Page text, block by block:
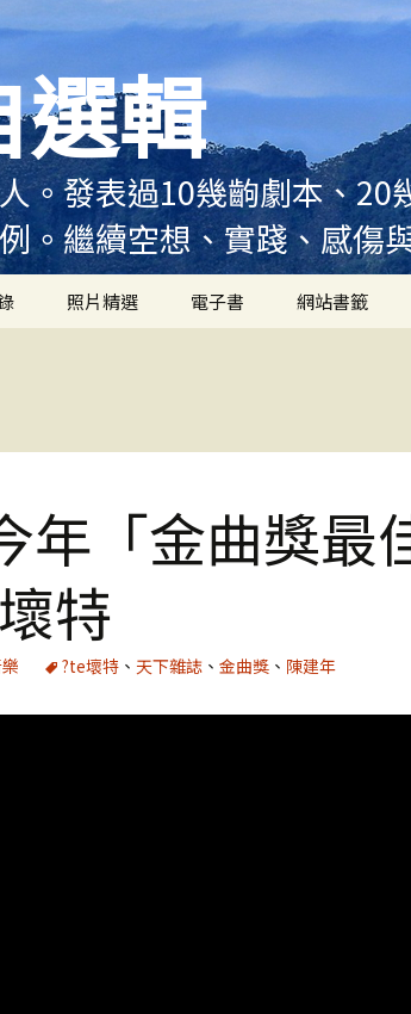
選輯
。發表過10幾齣劇本、
。繼續空想、實踐、感傷
照片精選 電子書 網站書籤
年「金曲獎最
特
?te壞特 、 天下雜誌 、 金曲獎 、 陳建年